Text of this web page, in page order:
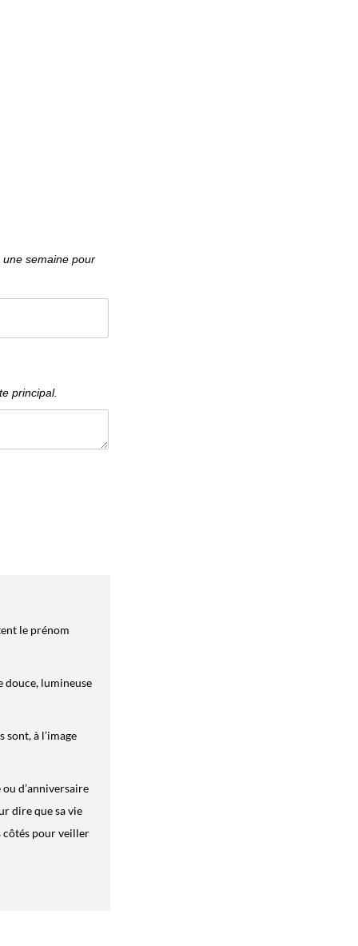
semaine pour
principal.
le prénom
douce, lumineuse
sont, à l’image
ou d’anniversaire
dire que sa vie
côtés pour veiller